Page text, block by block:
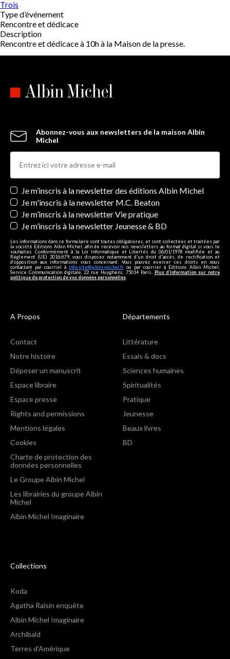
Trois
Type d’événement
Rencontre et dédicace
Description
Rencontre et dédicace à 10h à la Maison de la presse.
Abonnez-vous aux newsletters de la maison Albin
Michel
Newsletters
Je m’inscris à la newsletter des éditions Albin Michel
Je m'inscris à la newsletter M.C. Beaton
Je m’inscris à la newsletter Vie pratique
Je m’inscris à la newsletter Jeunesse & BD
Les informations dans ce formulaire sont toutes obligatoires, et sont collectées et traitées par
la société Editions Albin Michel, afin de recevoir nos newsletters au format digital si vous le
souhaitez. Conformément à la Loi Informatique et Libertés du 06/01/1978 modifiée et au
Règlement (UE) 2016/679, vous disposez notamment d'un droit d'accès, de rectification et
d’opposition aux informations vous concernant. Vous pouvez exercer ces droits en nous
contactant par courriel à info-site@albin-michel.fr ou par courrier à Editions Albin Michel,
Service Communication digitale, 22 rue Huyghens, 75014 Paris. Plus d’information sur notre
politique de protection de vos données personnelles
A Propos
Contact
Notre histoire
Déposer un manuscrit
Espace libraire
Espace presse
Rights and permissions
Mentions légales
Cookies
Charte de protection des
données personnelles
Le Groupe Albin Michel
Les librairies du groupe Albin
Michel
Albin Michel Imaginaire
Départements
Littérature
Essais & docs
Sciences humaines
Spiritualités
Pratique
Jeunesse
Beaux livres
BD
Collections
Koda
Agatha Raisin enquête
Albin Michel Imaginaire
Archibald
Terres d'Amérique